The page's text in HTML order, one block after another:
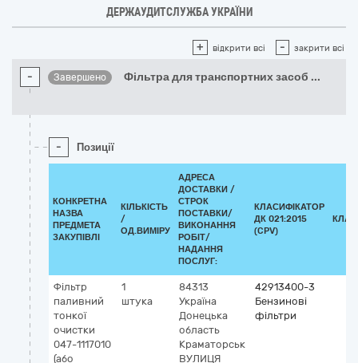
ДЕРЖАУДИТСЛУЖБА УКРАЇНИ
+ відкрити всі - закрити всі
- Завершено Фільтра для транспортних засоб ...
- Позиції
КОНКРЕТНА
НАЗВА
ПРЕДМЕТА
ЗАКУПІВЛІ
КІЛЬКІСТЬ
/
ОД.ВИМІРУ
АДРЕСА
ДОСТАВКИ /
СТРОК
ПОСТАВКИ/
ВИКОНАННЯ
РОБІТ/
НАДАННЯ
ПОСЛУГ:
КЛАСИФІКАТОР
ДК 021:2015
(CPV)
Фільтр
паливний
тонкої
очистки
047-1117010
(або
1
штука
84313
Україна
Донецька
область
Краматорськ
ВУЛИЦЯ
42913400-3
Бензинові
фільтри